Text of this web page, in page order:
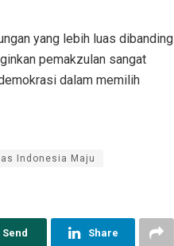
yang lebih luas dibanding
pemakzulan sangat
dalam memilih
Indonesia Maju
Send Share